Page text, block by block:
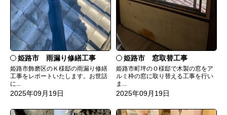
姫路市 雨漏り修繕工事
姫路市飾磨区のＫ様邸の雨漏り修繕
工事をレポートいたします。お世話
に...
2025年09月19日
姫路市 窓取替工事
姫路市町坪のＯ様邸で木製の窓をア
ルミ枠の窓に取り替える工事を行い
ま...
2025年09月19日